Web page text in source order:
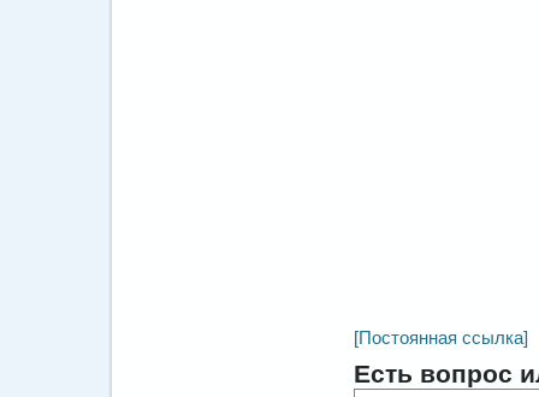
[Постоянная ссылка]
Есть вопрос